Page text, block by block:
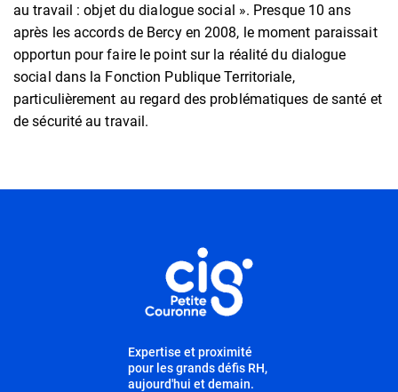
au travail : objet du dialogue social ». Presque 10 ans
après les accords de Bercy en 2008, le moment paraissait
opportun pour faire le point sur la réalité du dialogue
social dans la Fonction Publique Territoriale,
particulièrement au regard des problématiques de santé et
de sécurité au travail.
Expertise et proximité
pour les grands défis RH,
aujourd'hui et demain.